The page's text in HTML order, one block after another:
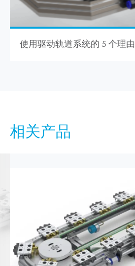
使用驱动轨道系统的 5 个理由
相关产品